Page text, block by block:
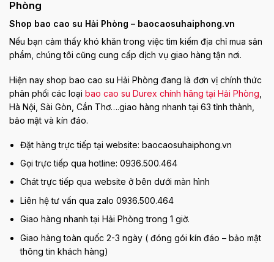
Phòng
Shop bao cao su Hải Phòng – baocaosuhaiphong.vn
Nếu bạn cảm thấy khó khăn trong việc tìm kiếm địa chỉ mua sản
phẩm, chúng tôi cũng cung cấp dịch vụ giao hàng tận nơi.
Hiện nay shop bao cao su Hải Phòng đang là đơn vị chính thức
phân phối các loại bao cao su Durex chính hãng tại Hải Phòng
Hà Nội, Sài Gòn, Cần Thơ….giao hàng nhanh tại 63 tỉnh thành,
bảo mật và kín đáo.
Đặt hàng trực tiếp tại website: baocaosuhaiphong.vn
Gọi trực tiếp qua hotline: 0936.500.464
Chát trực tiếp qua website ở bên dưới màn hình
Liên hệ tư vấn qua zalo 0936.500.464
Giao hàng nhanh tại Hải Phòng trong 1 giờ.
Giao hàng toàn quốc 2-3 ngày ( đóng gói kín đáo – bảo mật
thông tin khách hàng)